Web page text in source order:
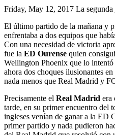
Friday, May 12, 2017 La
El último partido de la mañana y
enfrentaba a dos equipos que
Con una necesidad de victoria
fue la ED Ourense quien
Wellington Phoenix que lo
ahora dos choques ilusionantes
nada menos que Real Madrid y
Precisamente el Real Madrid era
tarde, en su primer encuentro del
ingleses venían de ganar a la ED
primer partido y nada pudieron